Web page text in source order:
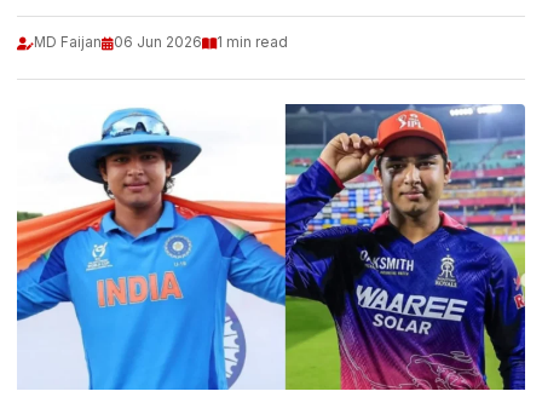
MD Faijan 06 Jun 2026 1 min read